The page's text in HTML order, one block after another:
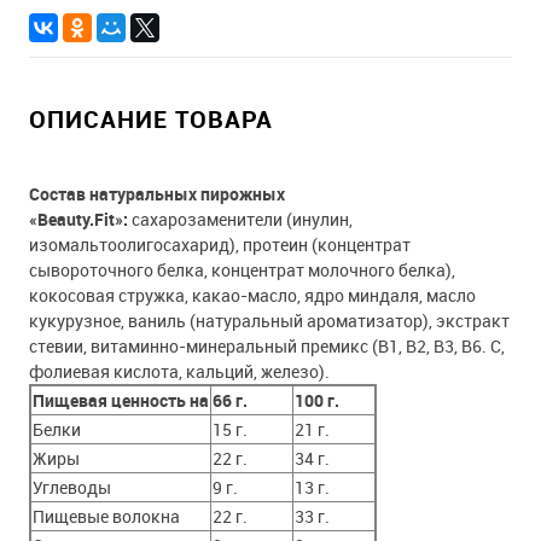
ОПИСАНИЕ ТОВАРА
Состав натуральных пирожных
«Beauty.Fit»: сахарозаменители (инулин,
изомальтоолигосахарид), протеин (концентрат
сывороточного белка, концентрат молочного белка),
кокосовая стружка, какао-масло, ядро миндаля, масло
кукурузное, ваниль (натуральный ароматизатор), экстракт
стевии, витаминно-минеральный премикс (В1, В2, В3, В6. С,
фолиевая кислота, кальций, железо).
Пищевая ценность на 66 г.
100 г.
Белки
15 г.
21 г.
Жиры
22 г.
34 г.
Углеводы
9 г.
13 г.
Пищевые волокна
22 г.
33 г.